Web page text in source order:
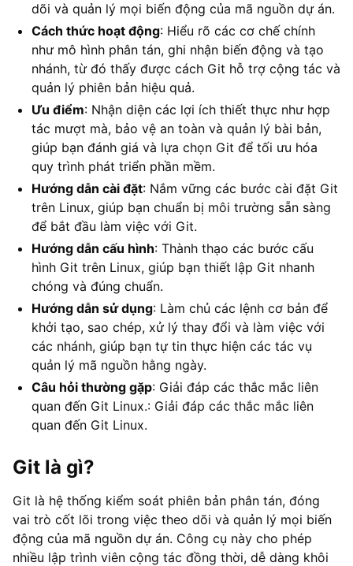
dõi và quản lý mọi biến động của mã nguồn dự án.
Cách thức hoạt động: Hiểu rõ các cơ chế chính
như mô hình phân tán, ghi nhận biến động và tạo
nhánh, từ đó thấy được cách Git hỗ trợ cộng tác và
quản lý phiên bản hiệu quả.
Ưu điểm: Nhận diện các lợi ích thiết thực như hợp
tác mượt mà, bảo vệ an toàn và quản lý bài bản,
giúp bạn đánh giá và lựa chọn Git để tối ưu hóa
quy trình phát triển phần mềm.
Hướng dẫn cài đặt: Nắm vững các bước cài đặt Git
trên Linux, giúp bạn chuẩn bị môi trường sẵn sàng
để bắt đầu làm việc với Git.
Hướng dẫn cấu hình: Thành thạo các bước cấu
hình Git trên Linux, giúp bạn thiết lập Git nhanh
chóng và đúng chuẩn.
Hướng dẫn sử dụng: Làm chủ các lệnh cơ bản để
khởi tạo, sao chép, xử lý thay đổi và làm việc với
các nhánh, giúp bạn tự tin thực hiện các tác vụ
quản lý mã nguồn hằng ngày.
Câu hỏi thường gặp: Giải đáp các thắc mắc liên
quan đến Git Linux.: Giải đáp các thắc mắc liên
quan đến Git Linux.
Git là gì?
Git là hệ thống kiểm soát phiên bản phân tán, đóng
vai trò cốt lõi trong việc theo dõi và quản lý mọi biến
động của mã nguồn dự án. Công cụ này cho phép
nhiều lập trình viên cộng tác đồng thời, dễ dàng khôi